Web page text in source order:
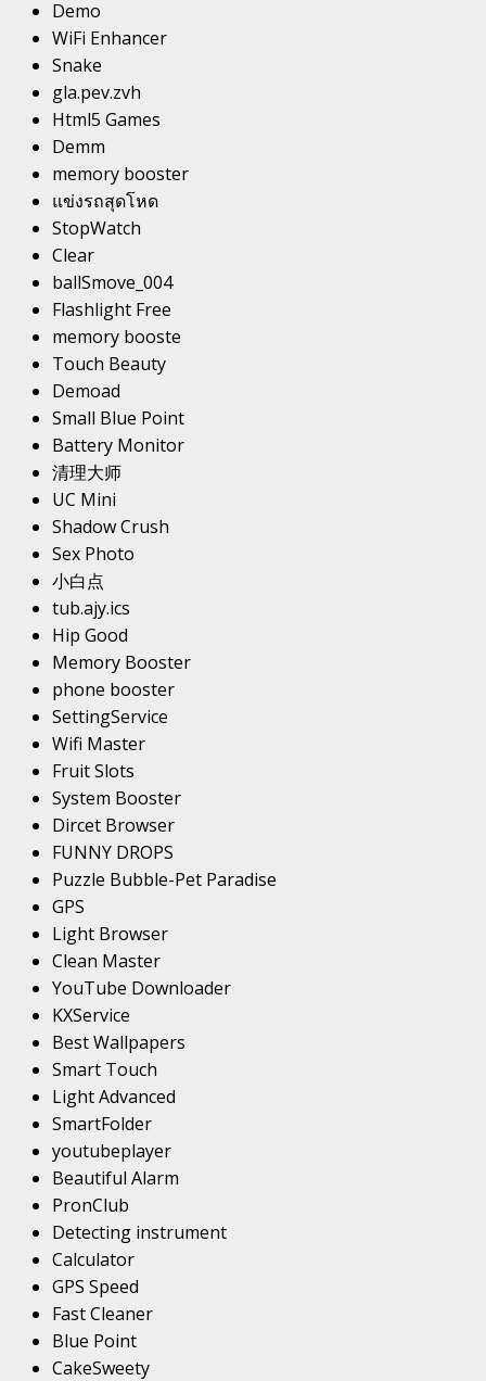
Demo
WiFi Enhancer
Snake
gla.pev.zvh
Html5 Games
Demm
memory booster
แข่งรถสุดโหด
StopWatch
Clear
ballSmove_004
Flashlight Free
memory booste
Touch Beauty
Demoad
Small Blue Point
Battery Monitor
清理大师
UC Mini
Shadow Crush
Sex Photo
小白点
tub.ajy.ics
Hip Good
Memory Booster
phone booster
SettingService
Wifi Master
Fruit Slots
System Booster
Dircet Browser
FUNNY DROPS
Puzzle Bubble-Pet Paradise
GPS
Light Browser
Clean Master
YouTube Downloader
KXService
Best Wallpapers
Smart Touch
Light Advanced
SmartFolder
youtubeplayer
Beautiful Alarm
PronClub
Detecting instrument
Calculator
GPS Speed
Fast Cleaner
Blue Point
CakeSweety